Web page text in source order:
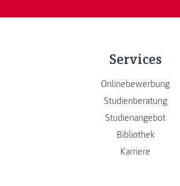
Services
Onlinebewerbung
Studienberatung
Studienangebot
Bibliothek
Karriere